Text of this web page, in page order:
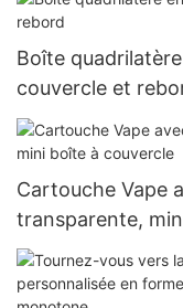
Boîte
couvercle et
Cartouche Vape
transparente,